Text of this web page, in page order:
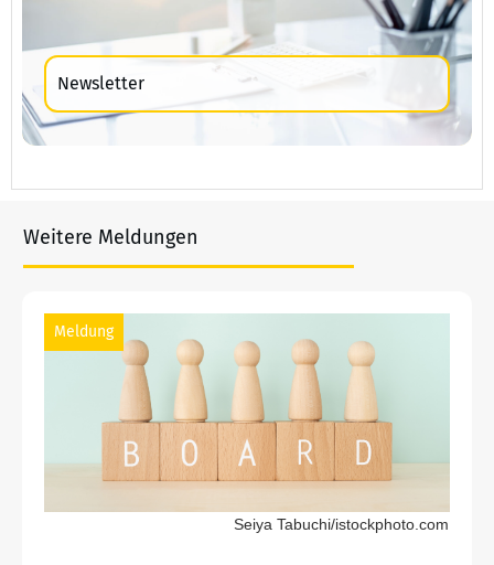
Newsletter
Weitere Meldungen
Meldung
Seiya Tabuchi/istockphoto.com